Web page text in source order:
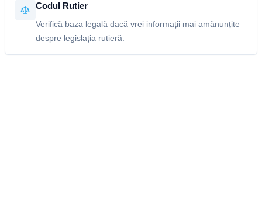
Codul Rutier
Verifică baza legală dacă vrei informații mai amănunțite
despre legislația rutieră.